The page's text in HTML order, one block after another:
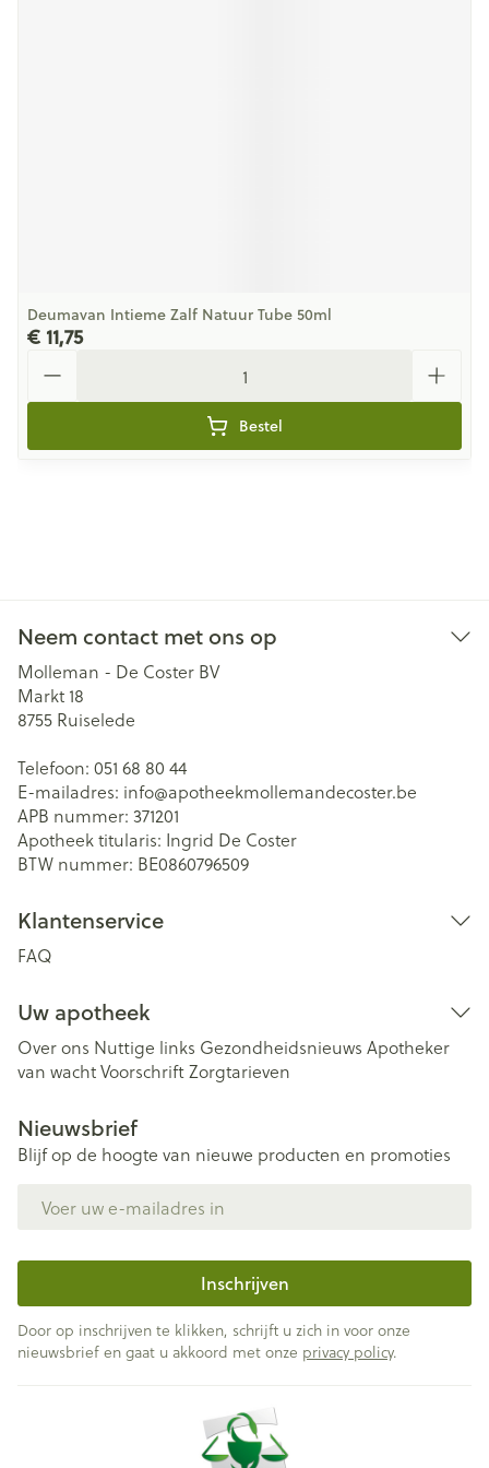
Deumavan Intieme Zalf Natuur Tube 50ml
€ 11,75
Bestel
Neem contact met ons op
Molleman - De Coster BV
Markt 18
8755 Ruiselede
Telefoon: 051 68 80 44
E-mailadres: info@apotheekmollemandecoster.be
APB nummer: 371201
Apotheek titularis: Ingrid De Coster
BTW nummer: BE0860796509
Klantenservice
FAQ
Uw apotheek
Over ons Nuttige links Gezondheidsnieuws Apotheker
van wachtVoorschriftZorgtarieven
Nieuwsbrief
Blijf op de hoogte van nieuwe producten en promoties
Inschrijven
Door op inschrijven te klikken, schrijft u zich in voor onze
nieuwsbrief en gaat u akkoord met onze privacy policy.